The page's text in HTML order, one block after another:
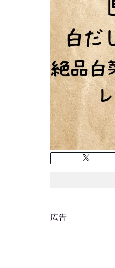
広告